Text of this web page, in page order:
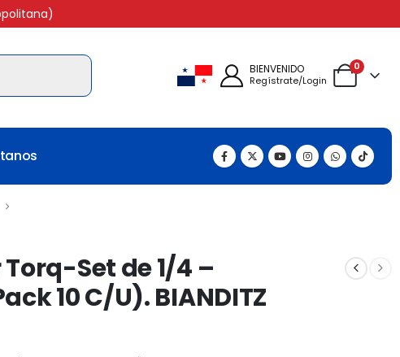
BIENVENIDO
Regístrate/Login
0
Set de 1/4 –
10 C/U). BIANDITZ